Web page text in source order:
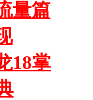
量篇
18掌